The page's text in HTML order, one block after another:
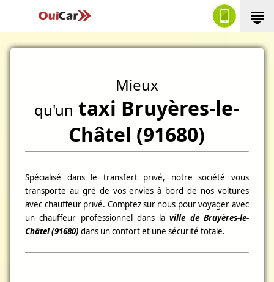
Mieux
qu'un taxi Bruyères-le-
Châtel (91680)
Spécialisé dans le transfert privé, notre société vous
transporte au gré de vos envies à bord de nos voitures
avec chauffeur privé. Comptez sur nous pour voyager avec
un chauffeur professionnel dans laville de Bruyères-le-
Châtel (91680)dans un confort et une sécurité totale.